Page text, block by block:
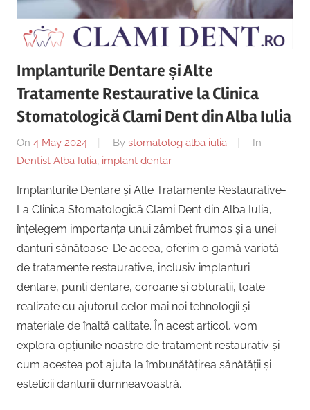
|
Centru
Implantologie
Copii,
Dentist,
Strada
Lăncrănjan
19,
Alba
510218,
România
+40754463365
Implanturile Dentare și Alte
Tratamente Restaurative la Clinica
Stomatologică Clami Dent din Alba Iulia
On 4 May 2024 By stomatolog alba iulia
In
Dentist Alba Iulia implant dentar
Implanturile Dentare și Alte Tratamente Restaurative-
La Clinica Stomatologică Clami Dent din Alba Iulia,
înțelegem importanța unui zâmbet frumos și a unei
danturi sănătoase. De aceea, oferim o gamă variată
de tratamente restaurative, inclusiv implanturi
dentare, punți dentare, coroane și obturații, toate
realizate cu ajutorul celor mai noi tehnologii și
materiale de înaltă calitate. În acest articol, vom
explora opțiunile noastre de tratament restaurativ și
cum acestea pot ajuta la îmbunătățirea sănătății și
esteticii danturii dumneavoastră.